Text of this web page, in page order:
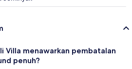
Villa menawarkan pembatalan
penuh?